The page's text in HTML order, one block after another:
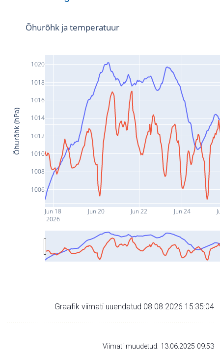
Jun 18
2026
Jun 20 Jun 22 Jun 24
1006
1008
1010
1012
1014
1016
1018
1020
Õhurõhk ja temperatuur
Õhurõhk (hPa)
Graafik viimati uuendatud 08.08.2026 15:35:04
Viimati muudetud: 13.06.2025 09:53